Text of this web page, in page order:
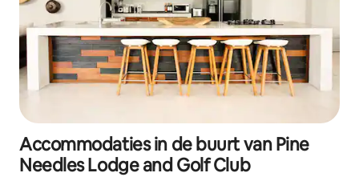
Accommodaties in de buurt van Pine
Needles Lodge and Golf Club